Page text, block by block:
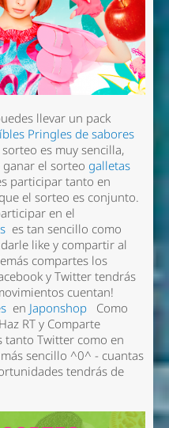
llevar un pack
Pringles de sabores
es muy sencilla,
el sorteo galletas
participar tanto en
el sorteo es conjunto.
en el
es tan sencillo como
like y compartir al
compartes los
y Twitter tendrás
cuentan!
en JaponshopComo
RT y Comparte
tanto Twitter como en
sencillo ^0^ - cuantas
tendrás de